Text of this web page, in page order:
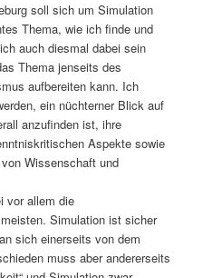
soll sich um Simulation
Thema, wie ich finde und
auch diesmal dabei sein
Thema jenseits des
aufbereiten kann. Ich
ein nüchterner Blick auf
anzufinden ist, ihre
Aspekte sowie
Wissenschaft und
vor allem die
Simulation ist sicher
sich einerseits von dem
muss aber andererseits